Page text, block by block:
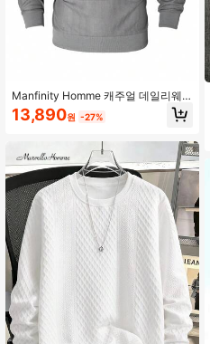
607K 팔로워
4.91 607K 팔로워
4.91 607K 팔로워
4.91 607K 팔로워
Manfinity Homme 캐주얼 데일리웨
어 미니멀리스트 스타일 긴팔 스웨트
셔츠
13,890원 -27%